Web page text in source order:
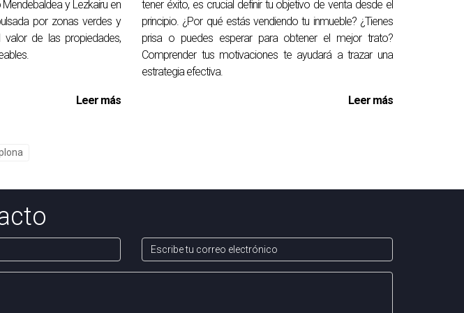
y Lezkairu en
por zonas verdes y
valor de las propiedades,
Leer más
tener éxito, es crucial definir tu objetivo de venta desde el
principio. ¿Por qué estás vendiendo tu inmueble? ¿Tienes
prisa o puedes esperar para obtener el mejor trato?
Comprender tus motivaciones te ayudará a trazar una
estrategia efectiva.
Leer más